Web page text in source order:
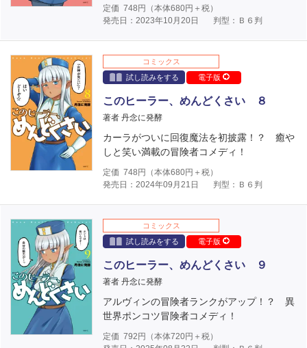
定価 748 円（本体680円＋税）
発売日：2023年10月20日
判型：Ｂ６判
コミックス
試し読みをする
電子版
このヒーラー、めんどくさい ８
著者 丹念に発酵
カーラがついに回復魔法を初披露！？ 癒や
しと笑い満載の冒険者コメディ！
定価 748 円（本体680円＋税）
発売日：2024年09月21日
判型：Ｂ６判
コミックス
試し読みをする
電子版
このヒーラー、めんどくさい ９
著者 丹念に発酵
アルヴィンの冒険者ランクがアップ！？ 異
世界ポンコツ冒険者コメディ！
定価 792 円（本体720円＋税）